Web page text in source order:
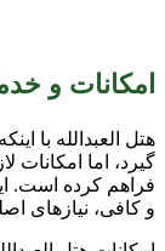
امکانات و
هتل العبدالله با
گیرد، اما امکانات
فراهم کرده است.
و کافی، نیازهای